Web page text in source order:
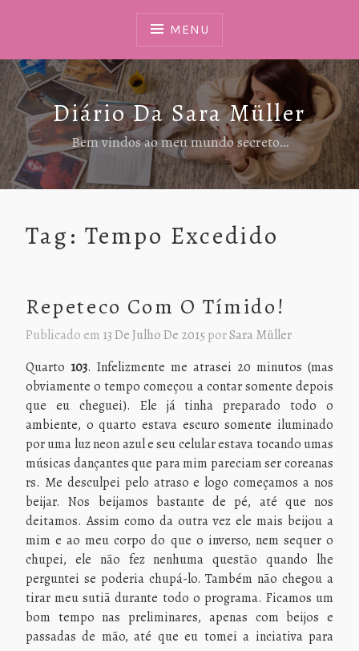
MENU
Diário Da Sara Müller
Bem vindos ao meu mundo secreto…
Tag: Tempo Excedido
Repeteco Com O Tímido!
Publicado em 13 De Julho De 2015 porSara Müller
Quarto 103. Infelizmente me atrasei 20 minutos (mas
obviamente o tempo começou a contar somente depois
que eu cheguei). Ele já tinha preparado todo o
ambiente, o quarto estava escuro somente iluminado
por uma luz neon azul e seu celular estava tocando umas
músicas dançantes que para mim pareciam ser coreanas
rs. Me desculpei pelo atraso e logo começamos a nos
beijar. Nos beijamos bastante de pé, até que nos
deitamos. Assim como da outra vez ele mais beijou a
mim e ao meu corpo do que o inverso, nem sequer o
chupei, ele não fez nenhuma questão quando lhe
perguntei se poderia chupá-lo. Também não chegou a
tirar meu sutiã durante todo o programa. Ficamos um
bom tempo nas preliminares, apenas com beijos e
passadas de mão, até que eu tomei a inciativa para